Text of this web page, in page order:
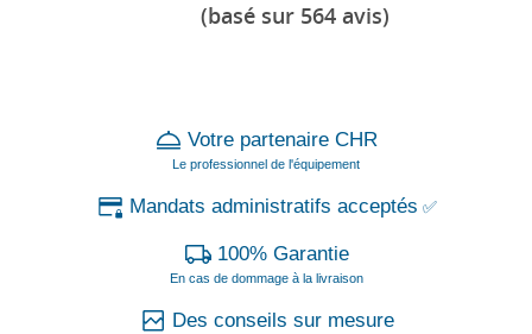
(basé sur 564 avis)
Votre partenaire CHR
Le professionnel de l'équipement
Mandats administratifs acceptés ✅
100% Garantie
En cas de dommage à la livraison
Des conseils sur mesure